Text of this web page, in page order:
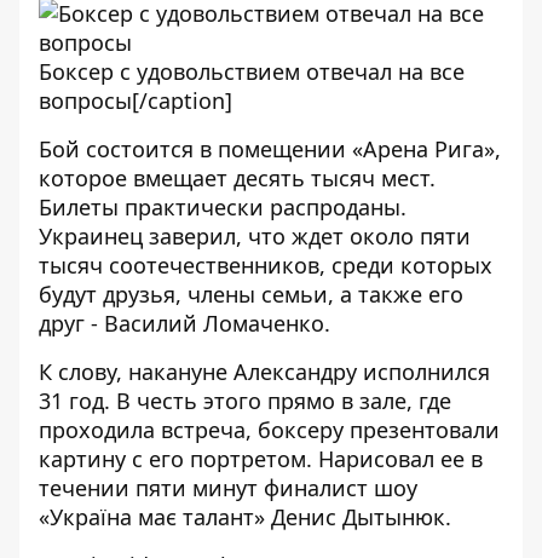
Боксер с удовольствием отвечал на все
вопросы[/caption]
Бой состоится в помещении «Арена Рига»,
которое вмещает десять тысяч мест.
Билеты практически распроданы.
Украинец заверил, что ждет около пяти
тысяч соотечественников, среди которых
будут друзья, члены семьи, а также его
друг - Василий Ломаченко.
К слову, накануне Александру исполнился
31 год. В честь этого прямо в зале, где
проходила встреча, боксеру презентовали
картину с его портретом. Нарисовал ее в
течении пяти минут финалист шоу
«Україна має талант» Денис Дытынюк.